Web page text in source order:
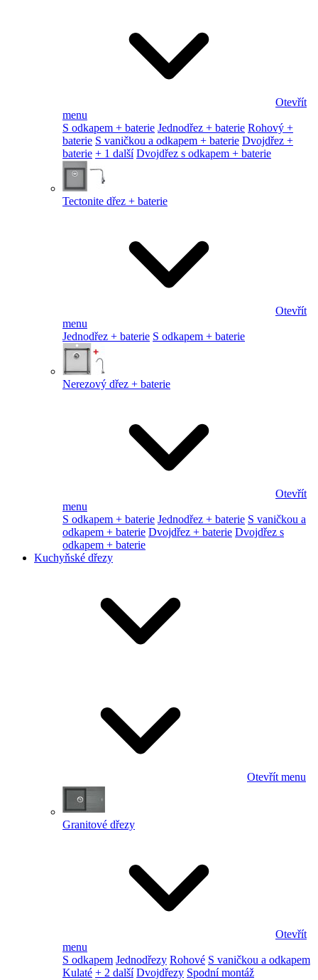
Otevřít
menu
S odkapem + baterie Jednodřez + baterie Rohový +
baterie S vaničkou a odkapem + baterie Dvojdřez +
baterie + 1 další Dvojdřez s odkapem + baterie
Tectonite dřez + baterie
Otevřít
menu
Jednodřez + baterie S odkapem + baterie
Nerezový dřez + baterie
Otevřít
menu
S odkapem + baterie Jednodřez + baterie S vaničkou a
odkapem + baterie Dvojdřez + baterie Dvojdřez s
odkapem + baterie
Kuchyňské dřezy
Otevřít menu
Granitové dřezy
Otevřít
menu
S odkapem Jednodřezy Rohové S vaničkou a odkapem
Kulaté + 2 další Dvojdřezy Spodní montáž